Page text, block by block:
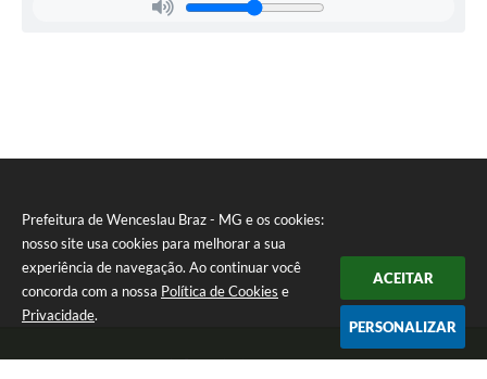
Prefeitura de Wenceslau Braz - MG e os cookies:
nosso site usa cookies para melhorar a sua
experiência de navegação. Ao continuar você
concorda com a nossa Política de Cookies e
Privacidade.
ACEITAR
PERSONALIZAR
Telefone: (35) 99971-1768